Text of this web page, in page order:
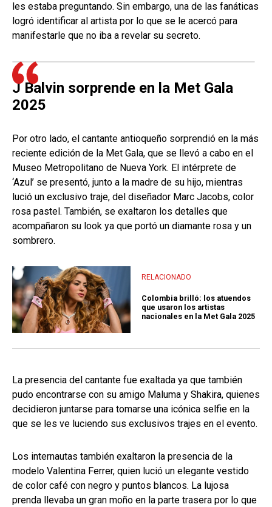
les estaba preguntando. Sin embargo, una de las fanáticas
logró identificar al artista por lo que se le acercó para
manifestarle que no iba a revelar su secreto.
J Balvin sorprende en la Met Gala
2025
Por otro lado, el cantante antioqueño sorprendió en la más
reciente edición de la Met Gala, que se llevó a cabo en el
Museo Metropolitano de Nueva York. El intérprete de
‘Azul’ se presentó, junto a la madre de su hijo, mientras
lució un exclusivo traje, del diseñador Marc Jacobs, color
rosa pastel. También, se exaltaron los detalles que
acompañaron su look ya que portó un diamante rosa y un
sombrero.
RELACIONADO
Colombia brilló: los atuendos
que usaron los artistas
nacionales en la Met Gala 2025
La presencia del cantante fue exaltada ya que también
pudo encontrarse con su amigo Maluma y Shakira, quienes
decidieron juntarse para tomarse una icónica selfie en la
que se les ve luciendo sus exclusivos trajes en el evento.
Los internautas también exaltaron la presencia de la
modelo Valentina Ferrer, quien lució un elegante vestido
de color café con negro y puntos blancos. La lujosa
prenda llevaba un gran moño en la parte trasera por lo que